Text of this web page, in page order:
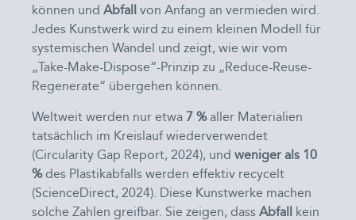
können und Abfall
von Anfang an vermieden wird.
Jedes Kunstwerk wird zu einem kleinen Modell für
systemischen Wandel und zeigt, wie wir vom
„Take-Make-Dispose“-Prinzip zu „Reduce-Reuse-
Regenerate“ übergehen können.
Weltweit werden nur etwa 7 %aller Materialien
tatsächlich im Kreislauf wiederverwendet
(Circularity Gap Report, 2024), und weniger als 10
%des Plastikabfalls werden effektiv recycelt
(ScienceDirect, 2024). Diese Kunstwerke machen
solche Zahlen greifbar. Sie zeigen, dass Abfall kein